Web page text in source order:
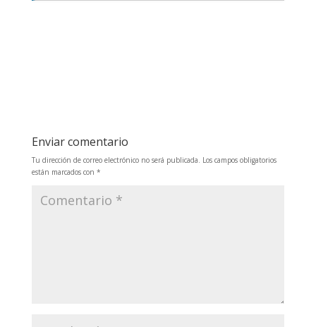
Enviar comentario
Tu dirección de correo electrónico no será publicada. Los campos obligatorios
están marcados con *